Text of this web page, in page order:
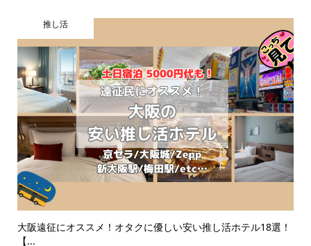
推し活
大阪遠征にオススメ！オタクに優しい安い推し活ホテル18選！
【...